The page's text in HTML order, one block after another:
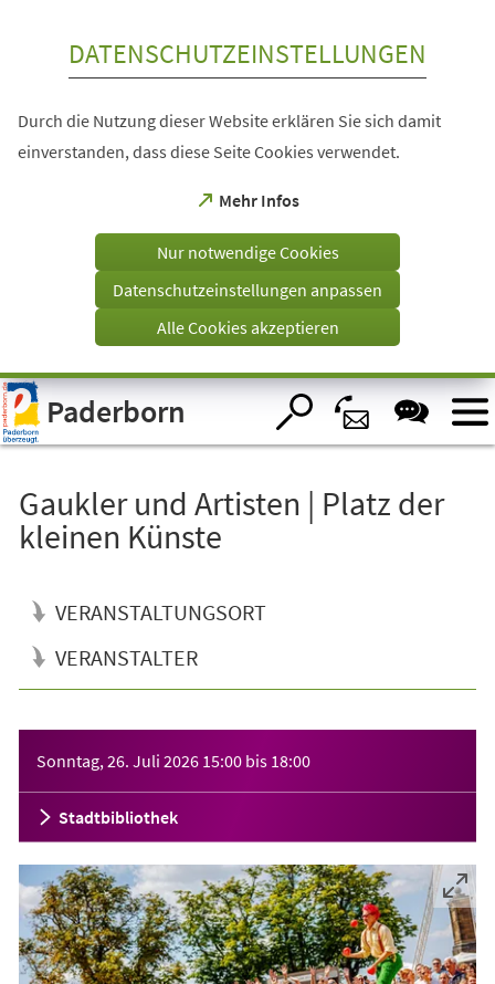
Visuelle
Assistenzsoftware
öffnen.
DATENSCHUTZEINSTELLUNGEN
Durch die Nutzung dieser Website erklären Sie sich damit
einverstanden, dass diese Seite Cookies verwendet.
Mehr Infos
(Öffnet
einem
Tab)
Nur notwendige Cookies
Datenschutzeinstellungen anpassen
Alle Cookies akzeptieren
Paderborn
Gaukler und Artisten | Platz der
kleinen Künste
VERANSTALTUNGSORT
VERANSTALTER
Sonntag, 26. Juli 2026 15:00 bis 18:00
Stadtbibliothek